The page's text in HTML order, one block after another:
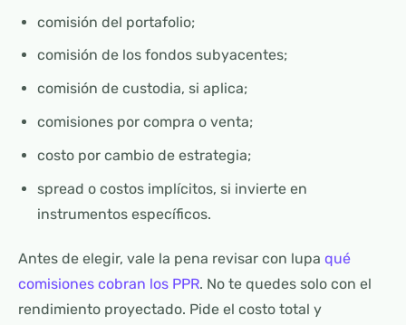
comisión del portafolio;
comisión de los fondos subyacentes;
comisión de custodia, si aplica;
comisiones por compra o venta;
costo por cambio de estrategia;
spread o costos implícitos, si invierte en
instrumentos específicos.
Antes de elegir, vale la pena revisar con lupa qué
comisiones cobran los PPR. No te quedes solo con el
rendimiento proyectado. Pide el costo total y